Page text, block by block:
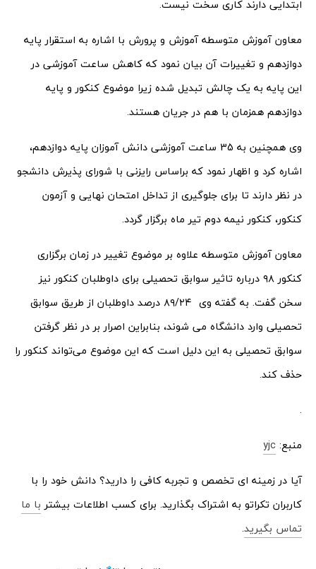
ابتدایی دارند کاری سخت نیست.
معاون آموزش متوسطه آموزش و پرورش با اشاره به استقرار پایه
دوازدهم و تغییرات آن بیان نمود که کاهش ساعت آموزشی در
این پایه به یک چالش تبدیل شده زیرا موضوع کنکور و پایه
دوازدهم همزمان با هم در جریان هستند.
وی همچنین به 35 ساعت آموزشی دانش آموزان پایه دوازدهم،
اشاره کرد و اظهار نمود که براساس رایزنی با شورای پذیرش دانشجو
در نظر دارند تا برای جلوگیری از تداخل امتحان نهایی و آزمون
کنکور، کنکور نیمه دوم تیر ماه برگزار گردد.
معاون آموزش متوسطه علاوه بر موضوع تغییر در زمان برگزاری
کنکور ۹۸ درباره تاثیر سوابق تحصیلی برای داوطلبان کنکور نیز
سخن گفت. به گفته وی ۸۹/۲۴ درصد داوطلبان از طریق سوابق
تحصیلی وارد دانشگاه می شوند، بنابراین اصرار بر در نظر گرفتن
سوابق تحصیلی به این دلیل است که این موضوع می‌تواند کنکور را
حذف کند.
.
منبع: yjc
آیا در زمینه ای تخصص و تجربه کافی را دارید؟ دانش خود را با
کاربران تکراتو به اشتراک بگذارید. برای کسب اطلاعات بیشتر با ما
تماس بگیرید.